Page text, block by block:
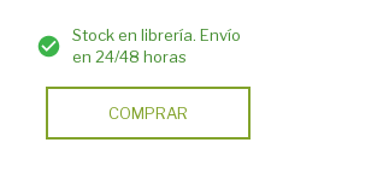
Stock en librería. Envío
en 24/48 horas
COMPRAR